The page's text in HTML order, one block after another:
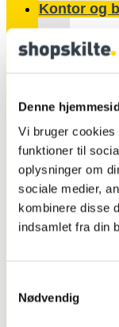
Denne
Vi bruger
funktioner til
oplysninger om
sociale medier,
kombinere disse
indsamlet fra din
Nødvendig
Kontor og
Populære
produkter
Og